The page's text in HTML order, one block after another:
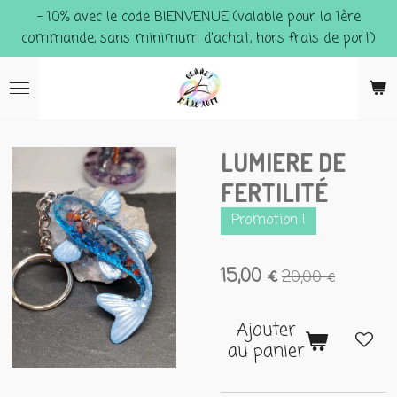
Passer
au
contenu
principal
- 10% avec le code BIENVENUE (valable pour la 1ère
commande, sans minimum d'achat, hors frais de port)
LUMIERE DE
FERTILITÉ
Promotion !
15,00 €20,00 €
Ajouter
au panier